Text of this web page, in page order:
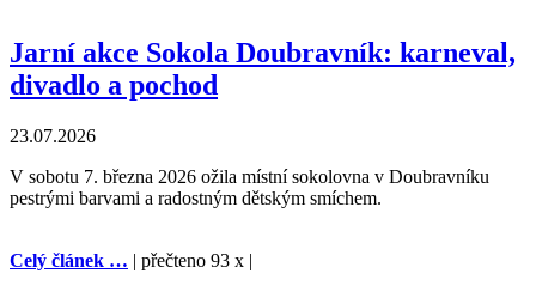
Jarní akce Sokola Doubravník: karneval,
divadlo a pochod
23.07.2026
V sobotu 7. března 2026 ožila místní sokolovna v Doubravníku
pestrými barvami a radostným dětským smíchem.
Celý článek … | přečteno 93 x |